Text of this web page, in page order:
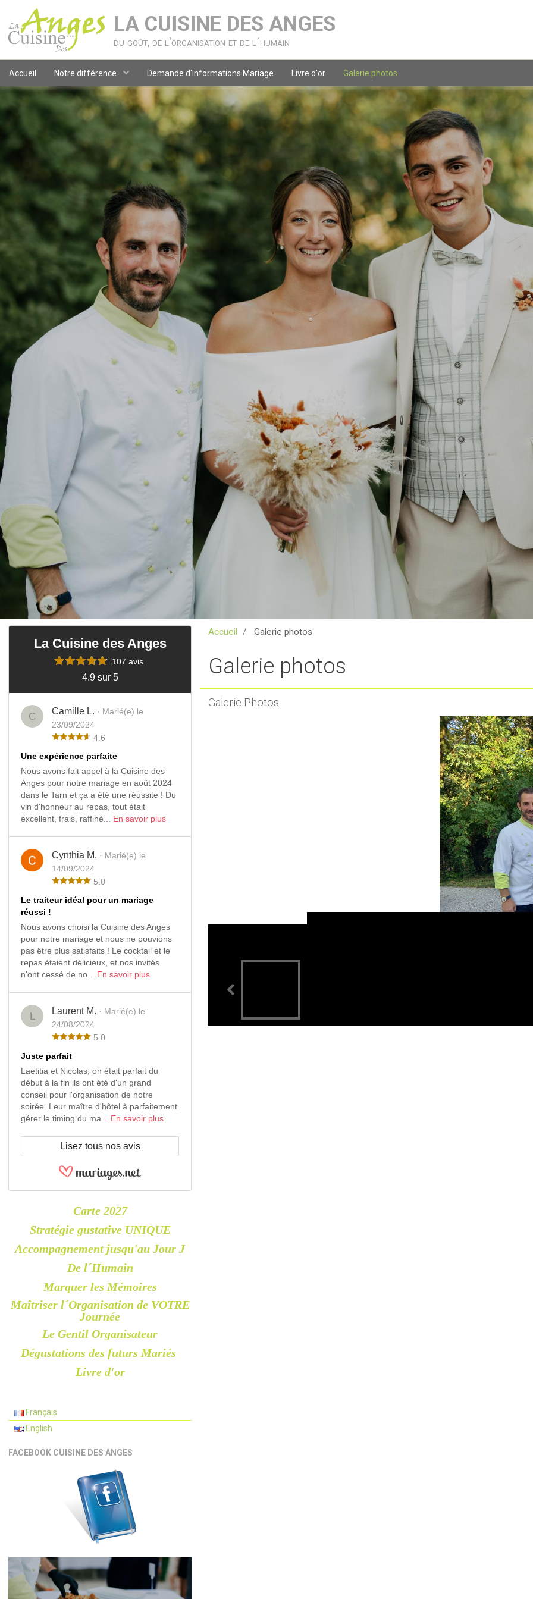
LA CUISINE DES ANGES
du goût, de l'organisation et de l´humain
Accueil Notre différence Demande d'Informations Mariage Livre d'or Galerie photos
Accueil Galerie photos
Galerie photos
Galerie Photos
La Cuisine des Anges
107 avis
4.9 sur 5
C Camille L. · Marié(e) le
23/09/2024
4.6
Une expérience parfaite
Nous avons fait appel à la Cuisine des
Anges pour notre mariage en août 2024
dans le Tarn et ça a été une réussite ! Du
vin d'honneur au repas, tout était
excellent, frais, raffiné... En savoir plus
Cynthia M. · Marié(e) le
14/09/2024
5.0
Le traiteur idéal pour un mariage
réussi !
Nous avons choisi la Cuisine des Anges
pour notre mariage et nous ne pouvions
pas être plus satisfaits ! Le cocktail et le
repas étaient délicieux, et nos invités
n'ont cessé de no... En savoir plus
L Laurent M. · Marié(e) le
24/08/2024
5.0
Juste parfait
Laetitia et Nicolas, on était parfait du
début à la fin ils ont été d'un grand
conseil pour l'organisation de notre
soirée. Leur maître d'hôtel à parfaitement
gérer le timing du ma... En savoir plus
Lisez tous nos avis
Carte 2027
Stratégie gustative UNIQUE
Accompagnement jusqu'au Jour J
De l´Humain
Marquer les Mémoires
Maîtriser l´Organisation de VOTRE
Journée
Le Gentil Organisateur
Dégustations des futurs Mariés
Livre d'or
Français
English
FACEBOOK CUISINE DES ANGES